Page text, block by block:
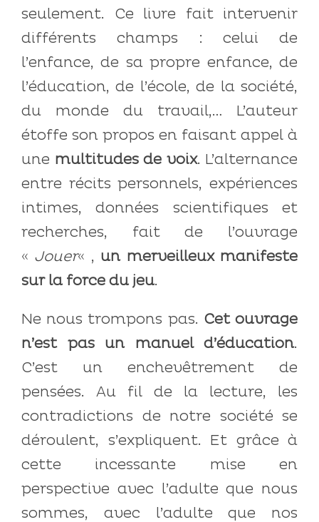
seulement. Ce livre fait intervenir
différents champs : celui de
l’enfance, de sa propre enfance, de
l’éducation, de l’école, de la société,
du monde du travail,… L’auteur
étoffe son propos en faisant appel à
une multitudes de voix. L’alternance
entre récits personnels, expériences
intimes, données scientifiques et
recherches, fait de l’ouvrage
« Jouer« , un merveilleux manifeste
sur la force du jeu.
Ne nous trompons pas. Cet ouvrage
n’est pas un manuel d’éducation.
C’est un enchevêtrement de
pensées. Au fil de la lecture, les
contradictions de notre société se
déroulent, s’expliquent. Et grâce à
cette incessante mise en
perspective avec l’adulte que nous
sommes, avec l’adulte que nos